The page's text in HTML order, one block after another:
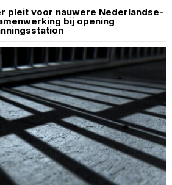
pleit voor nauwere Nederlandse-
bij opening